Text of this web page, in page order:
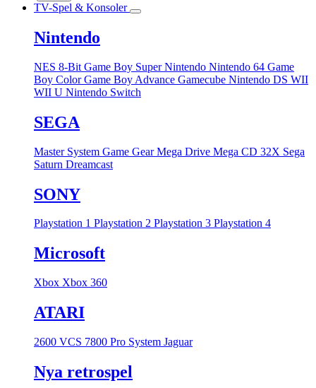
TV-Spel & Konsoler
Nintendo
NES 8-Bit Game Boy Super Nintendo Nintendo 64 Game
Boy ColorGame Boy Advance Gamecube Nintendo DS WII
WII U Nintendo Switch
SEGA
Master System Game GearMega Drive Mega CD 32X Sega
Saturn Dreamcast
SONY
Playstation 1 Playstation 2 Playstation 3 Playstation 4
Microsoft
Xbox Xbox 360
ATARI
2600 VCS 7800 Pro System Jaguar
Nya retrospel